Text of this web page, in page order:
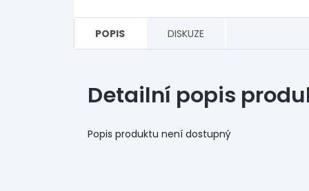
POPIS DISKUZE
Detailní popis
Popis produktu není dostupný